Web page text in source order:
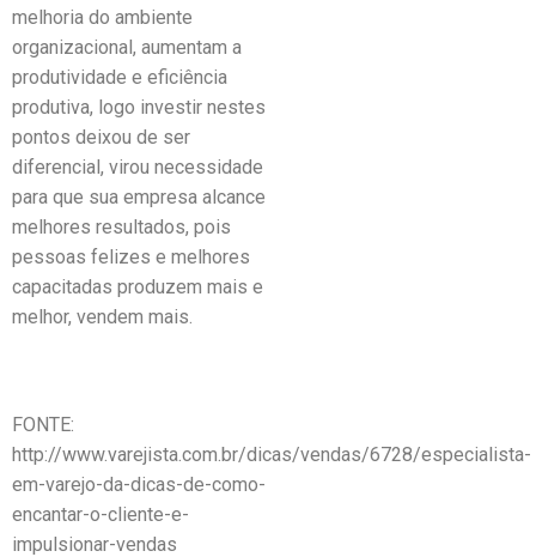
melhoria do ambiente
organizacional, aumentam a
produtividade e eficiência
produtiva, logo investir nestes
pontos deixou de ser
diferencial, virou necessidade
para que sua empresa alcance
melhores resultados, pois
pessoas felizes e melhores
capacitadas produzem mais e
melhor, vendem mais.
FONTE:
http://www.varejista.com.br/dicas/vendas/6728/especialista-
em-varejo-da-dicas-de-como-
encantar-o-cliente-e-
impulsionar-vendas